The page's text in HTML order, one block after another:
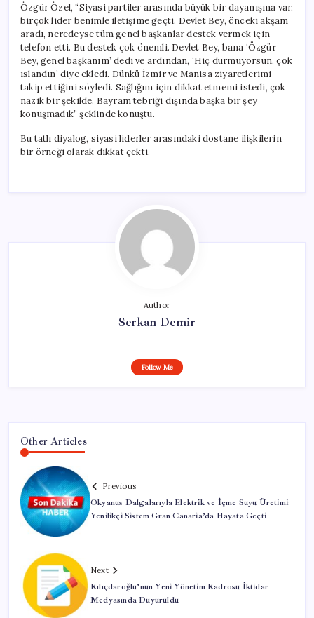
Özgür Özel, “Siyasi partiler arasında büyük bir dayanışma var,
birçok lider benimle iletişime geçti. Devlet Bey, önceki akşam
aradı, neredeyse tüm genel başkanlar destek vermek için
telefon etti. Bu destek çok önemli. Devlet Bey, bana ‘Özgür
Bey, genel başkanım’ dedi ve ardından, ‘Hiç durmuyorsun, çok
ıslandın’ diye ekledi. Dünkü İzmir ve Manisa ziyaretlerimi
takip ettiğini söyledi. Sağlığım için dikkat etmemi istedi, çok
nazik bir şekilde. Bayram tebriği dışında başka bir şey
konuşmadık” şeklinde konuştu.
Bu tatlı diyalog, siyasi liderler arasındaki dostane ilişkilerin
bir örneği olarak dikkat çekti.
Author
Serkan Demir
Follow Me
Other Articles
Previous
Okyanus Dalgalarıyla Elektrik ve İçme Suyu Üretimi:
Yenilikçi Sistem Gran Canaria’da Hayata Geçti
Next
Kılıçdaroğlu’nun Yeni Yönetim Kadrosu İktidar
Medyasında Duyuruldu